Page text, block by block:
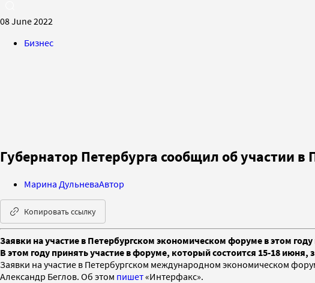
08 June 2022
Бизнес
Губернатор Петербурга сообщил об участии
Марина ДульневаАвтор
Копировать ссылку
Заявки на участие в Петербургском экономическом форуме в этом
В этом году принять участие в форуме, который состоится 15-18 июня,
Заявки на участие в Петербургском международном экономическом
Александр Беглов. Об этом пишет«Интерфакс».